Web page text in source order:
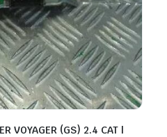
VOYAGER (GS) 2.4 CAT |